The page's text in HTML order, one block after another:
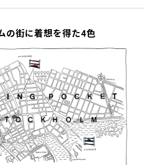
の街に着想を得た4色